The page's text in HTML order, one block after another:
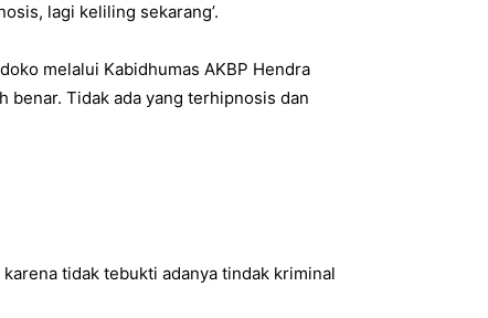
lagi keliling sekarang’.
melalui Kabidhumas AKBP Hendra
benar. Tidak ada yang terhipnosis dan
tidak tebukti adanya tindak kriminal